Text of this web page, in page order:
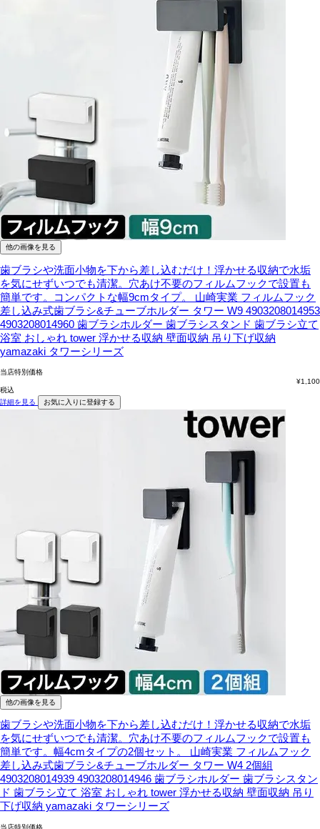
他の画像を見る
歯ブラシや洗面小物を下から差し込むだけ！浮かせる収納で水垢
を気にせずいつでも清潔。穴あけ不要のフィルムフックで設置も
簡単です。コンパクトな幅9cmタイプ。
山崎実業 フィルムフック
差し込み式歯ブラシ&チューブホルダー タワー W9 4903208014953
4903208014960 歯ブラシホルダー 歯ブラシスタンド 歯ブラシ立て
浴室 おしゃれ tower 浮かせる収納 壁面収納 吊り下げ収納
yamazaki タワーシリーズ
当店特別価格
¥1,100
税込
詳細を見る
お気に入りに登録する
他の画像を見る
歯ブラシや洗面小物を下から差し込むだけ！浮かせる収納で水垢
を気にせずいつでも清潔。穴あけ不要のフィルムフックで設置も
簡単です。幅4cmタイプの2個セット。
山崎実業 フィルムフック
差し込み式歯ブラシ&チューブホルダー タワー W4 2個組
4903208014939 4903208014946 歯ブラシホルダー 歯ブラシスタン
ド 歯ブラシ立て 浴室 おしゃれ tower 浮かせる収納 壁面収納 吊り
下げ収納 yamazaki タワーシリーズ
当店特別価格